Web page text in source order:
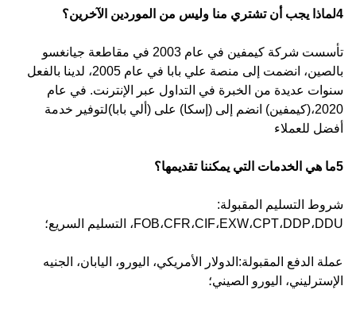
4لماذا يجب أن تشتري منا وليس من الموردين الآخرين؟
تأسست شركة كيمفين في عام 2003 في مقاطعة جيانغسو
بالصين، انضمت إلى منصة علي بابا في عام 2005، لدينا بالفعل
سنوات عديدة من الخبرة في التداول عبر الإنترنت. في عام
2020،(كيمفين) انضم إلى (إسكا) على (ألي بابا)لتوفير خدمة
أفضل للعملاء
5ما هي الخدمات التي يمكننا تقديمها؟
شروط التسليم المقبولة:
FOB،CFR،CIF،EXW،CPT،DDP،DDU، التسليم السريع؛
عملة الدفع المقبولة:الدولار الأمريكي، اليورو، اليابان، الجنيه
الإسترليني، اليورو الصيني؛